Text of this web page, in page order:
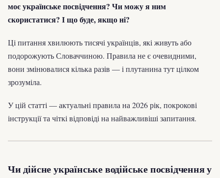
моє українське посвідчення? Чи можу я ним
скористатися? І що буде, якщо ні?
Ці питання хвилюють тисячі українців, які живуть або
подорожують Словаччиною. Правила не є очевидними,
вони змінювалися кілька разів — і плутанина тут цілком
зрозуміла.
У цій статті — актуальні правила на 2026 рік, покрокові
інструкції та чіткі відповіді на найважливіші запитання.
Чи дійсне українське водійське посвідчення у